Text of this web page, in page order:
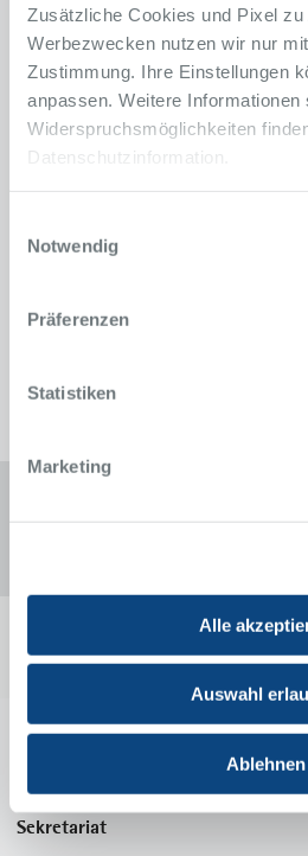
Zusätzliche Cookies und Pixel zu
Werbezwecken nutzen wir nur
Zustimmung. Ihre Einstellungen
anpassen. Weitere Informationen
Widerspruchsmöglichkeiten
Datenschutzinformation.
Notwendig
Präferenzen
Statistiken
Marketing
Alle
Auswahl
Ablehnen
45131 Essen
Anfahrt
Terminvereinbarung
Lisa Gabriel
Anika Strauchmann
durchkommen, schreiben Sie uns
gern eine E-Mail an
oder nutzen Sie unser
Sprechstunden und Anmeldung
Mit einem Klick auf die Karte oder den
Google Maps weitergeleitet. Mehr zum
finden Sie unter:
Sekretariat